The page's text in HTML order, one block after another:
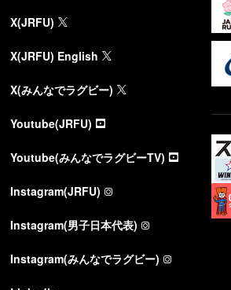
X(JRFU)
X(JRFU) English
X(みんなでラグビー)
Youtube(JRFU)
Youtube(みんなでラグビーTV)
Instagram(JRFU)
Instagram(男子日本代表)
Instagram(みんなでラグビー)